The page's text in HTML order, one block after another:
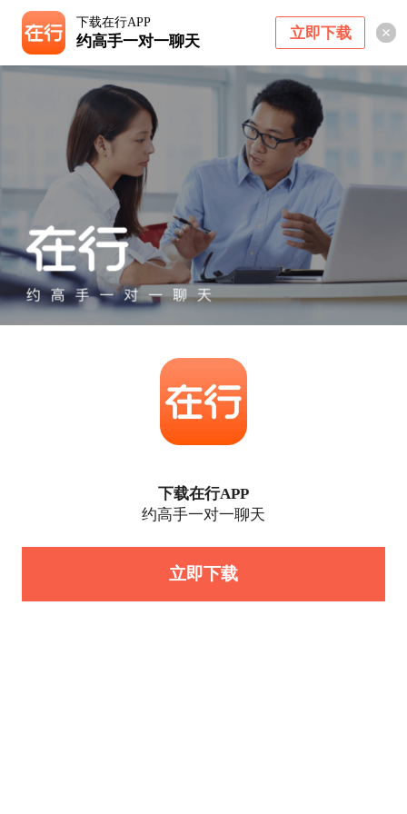
下载在行APP
约高手一对一聊天 立即下载
下载在行APP
约高手一对一聊天
立即下载